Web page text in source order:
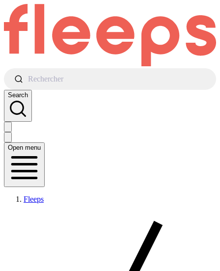
Rechercher
Search
Open menu
Fleeps